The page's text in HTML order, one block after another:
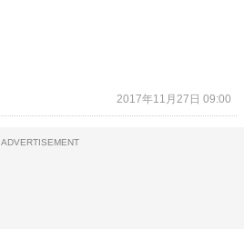
2017年11月27日 09:00
ADVERTISEMENT